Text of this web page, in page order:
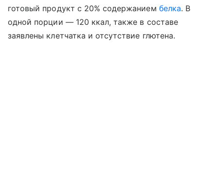
готовый продукт с 20% содержанием белка. В
одной порции — 120 ккал, также в составе
заявлены клетчатка и отсутствие глютена.